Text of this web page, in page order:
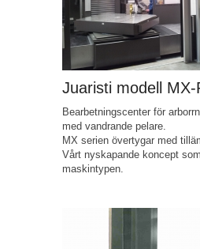
Juaristi modell MX-
Bearbetningscenter för
med vandrande pelare.
MX serien övertygar med
Vårt nyskapande koncept
maskintypen.